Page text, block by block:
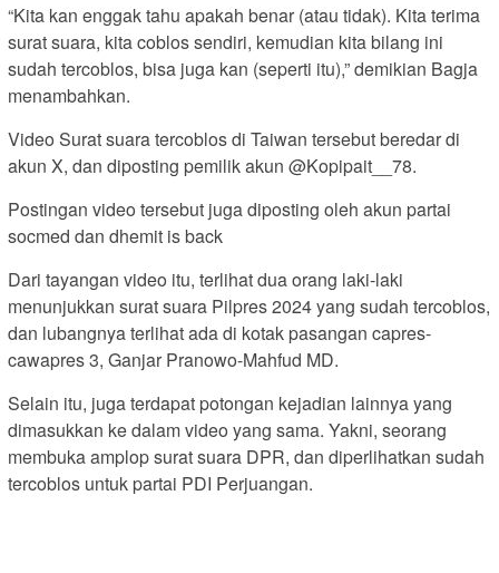
“Kita kan enggak tahu apakah benar (atau tidak). Kita terima
surat suara, kita coblos sendiri, kemudian kita bilang ini
sudah tercoblos, bisa juga kan (seperti itu),” demikian Bagja
menambahkan.
Video Surat suara tercoblos di Taiwan tersebut beredar di
akun X, dan diposting pemilik akun @Kopipait__78.
Postingan video tersebut juga diposting oleh akun partai
socmed dan dhemit is back
Dari tayangan video itu, terlihat dua orang laki-laki
menunjukkan surat suara Pilpres 2024 yang sudah tercoblos,
dan lubangnya terlihat ada di kotak pasangan capres-
cawapres 3, Ganjar Pranowo-Mahfud MD.
Selain itu, juga terdapat potongan kejadian lainnya yang
dimasukkan ke dalam video yang sama. Yakni, seorang
membuka amplop surat suara DPR, dan diperlihatkan sudah
tercoblos untuk partai PDI Perjuangan.